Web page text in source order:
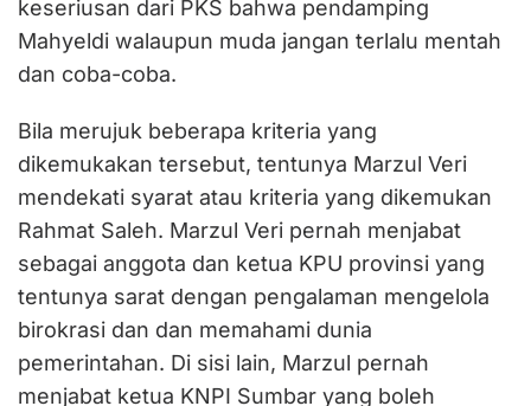
keseriusan dari PKS bahwa pendamping
Mahyeldi walaupun muda jangan terlalu mentah
dan coba-coba.
Bila merujuk beberapa kriteria yang
dikemukakan tersebut, tentunya Marzul Veri
mendekati syarat atau kriteria yang dikemukan
Rahmat Saleh. Marzul Veri pernah menjabat
sebagai anggota dan ketua KPU provinsi yang
tentunya sarat dengan pengalaman mengelola
birokrasi dan dan memahami dunia
pemerintahan. Di sisi lain, Marzul pernah
menjabat ketua KNPI Sumbar yang boleh